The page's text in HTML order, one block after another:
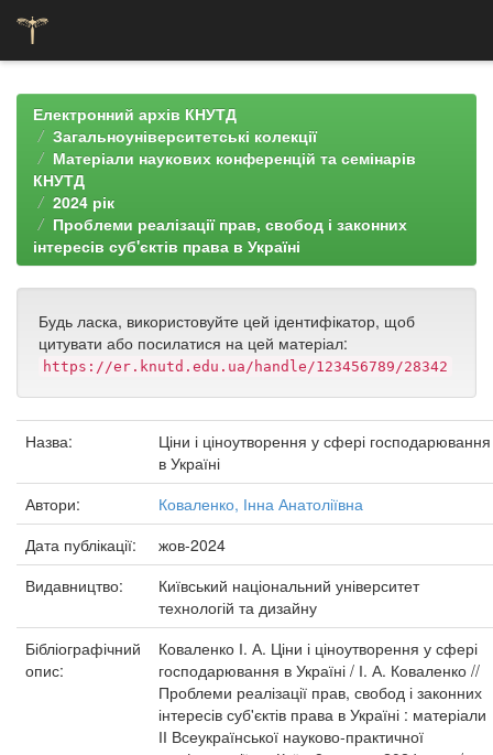
navigationЕлектронний архів КНУТД
Загальноуніверситетські колекції
Матеріали наукових конференцій та семінарів
КНУТД
2024 рік
Проблеми реалізації прав, свобод і законних
інтересів суб'єктів права в Україні
Будь ласка, використовуйте цей ідентифікатор, щоб
цитувати або посилатися на цей матеріал:
https://er.knutd.edu.ua/handle/123456789/28342
Назва:
Ціни і ціноутворення у сфері господарювання
в Україні
Автори:
Коваленко, Інна Анатоліївна
Дата публікації:
жов-2024
Видавництво:
Київський національний університет
технологій та дизайну
Бібліографічний
опис:
Коваленко І. А. Ціни і ціноутворення у сфері
господарювання в Україні / І. А. Коваленко //
Проблеми реалізації прав, свобод і законних
інтересів суб'єктів права в Україні : матеріали
ІІ Всеукраїнської науково-практичної